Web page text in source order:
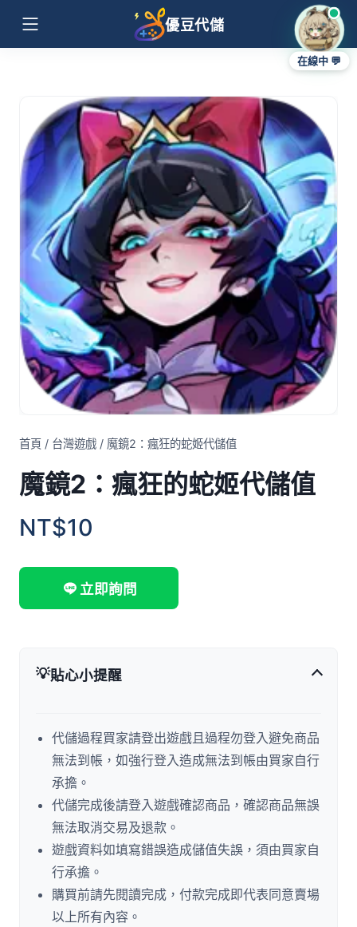
優豆代儲
首頁 / 台灣遊戲 / 魔鏡2：瘋狂的蛇姬代儲值
魔鏡2：瘋狂的蛇姬代儲值
NT$10
立即詢問
💡貼心小提醒
代儲過程買家請登出遊戲且過程勿登入避免商品
無法到帳，如強行登入造成無法到帳由買家自行
承擔。
代儲完成後請登入遊戲確認商品，確認商品無誤
無法取消交易及退款。
遊戲資料如填寫錯誤造成儲值失誤，須由買家自
行承擔。
購買前請先閱讀完成，付款完成即代表同意賣場
以上所有內容。
在線中 💬